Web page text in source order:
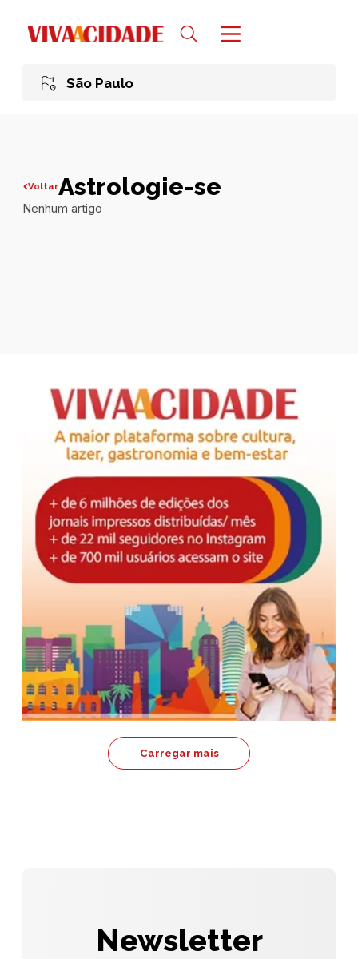
São Paulo
VoltarAstrologie-se
Nenhum artigo
Carregar mais
Newsletter